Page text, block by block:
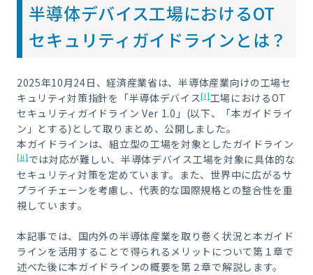
半導体デバイス工場におけるOT
セキュリティガイドラインとは？
2025年10月24日、経済産業省は、半導体産業向けの工場セ
キュリティ対策指針を「半導体デバイス[i]工場におけるOT
セキュリティガイドライン Ver 1.0」(以下、「本ガイドライ
ン」とする)として取りまとめ、公開しました。
本ガイドラインは、組立型の工場を対象としたガイドライン
[ii]では対応が難しい、半導体デバイス工場を対象に具体的な
セキュリティ対策を定めています。また、世界中に広がるサ
プライチェーンを考慮し、代表的な国際規格との整合性を重
視しています。
本記事では、国内外の半導体産業を取り巻く状況と本ガイド
ラインを活用することで得られるメリットについて第１章で
述べた後に本ガイドラインの概要を第２章で解説します。